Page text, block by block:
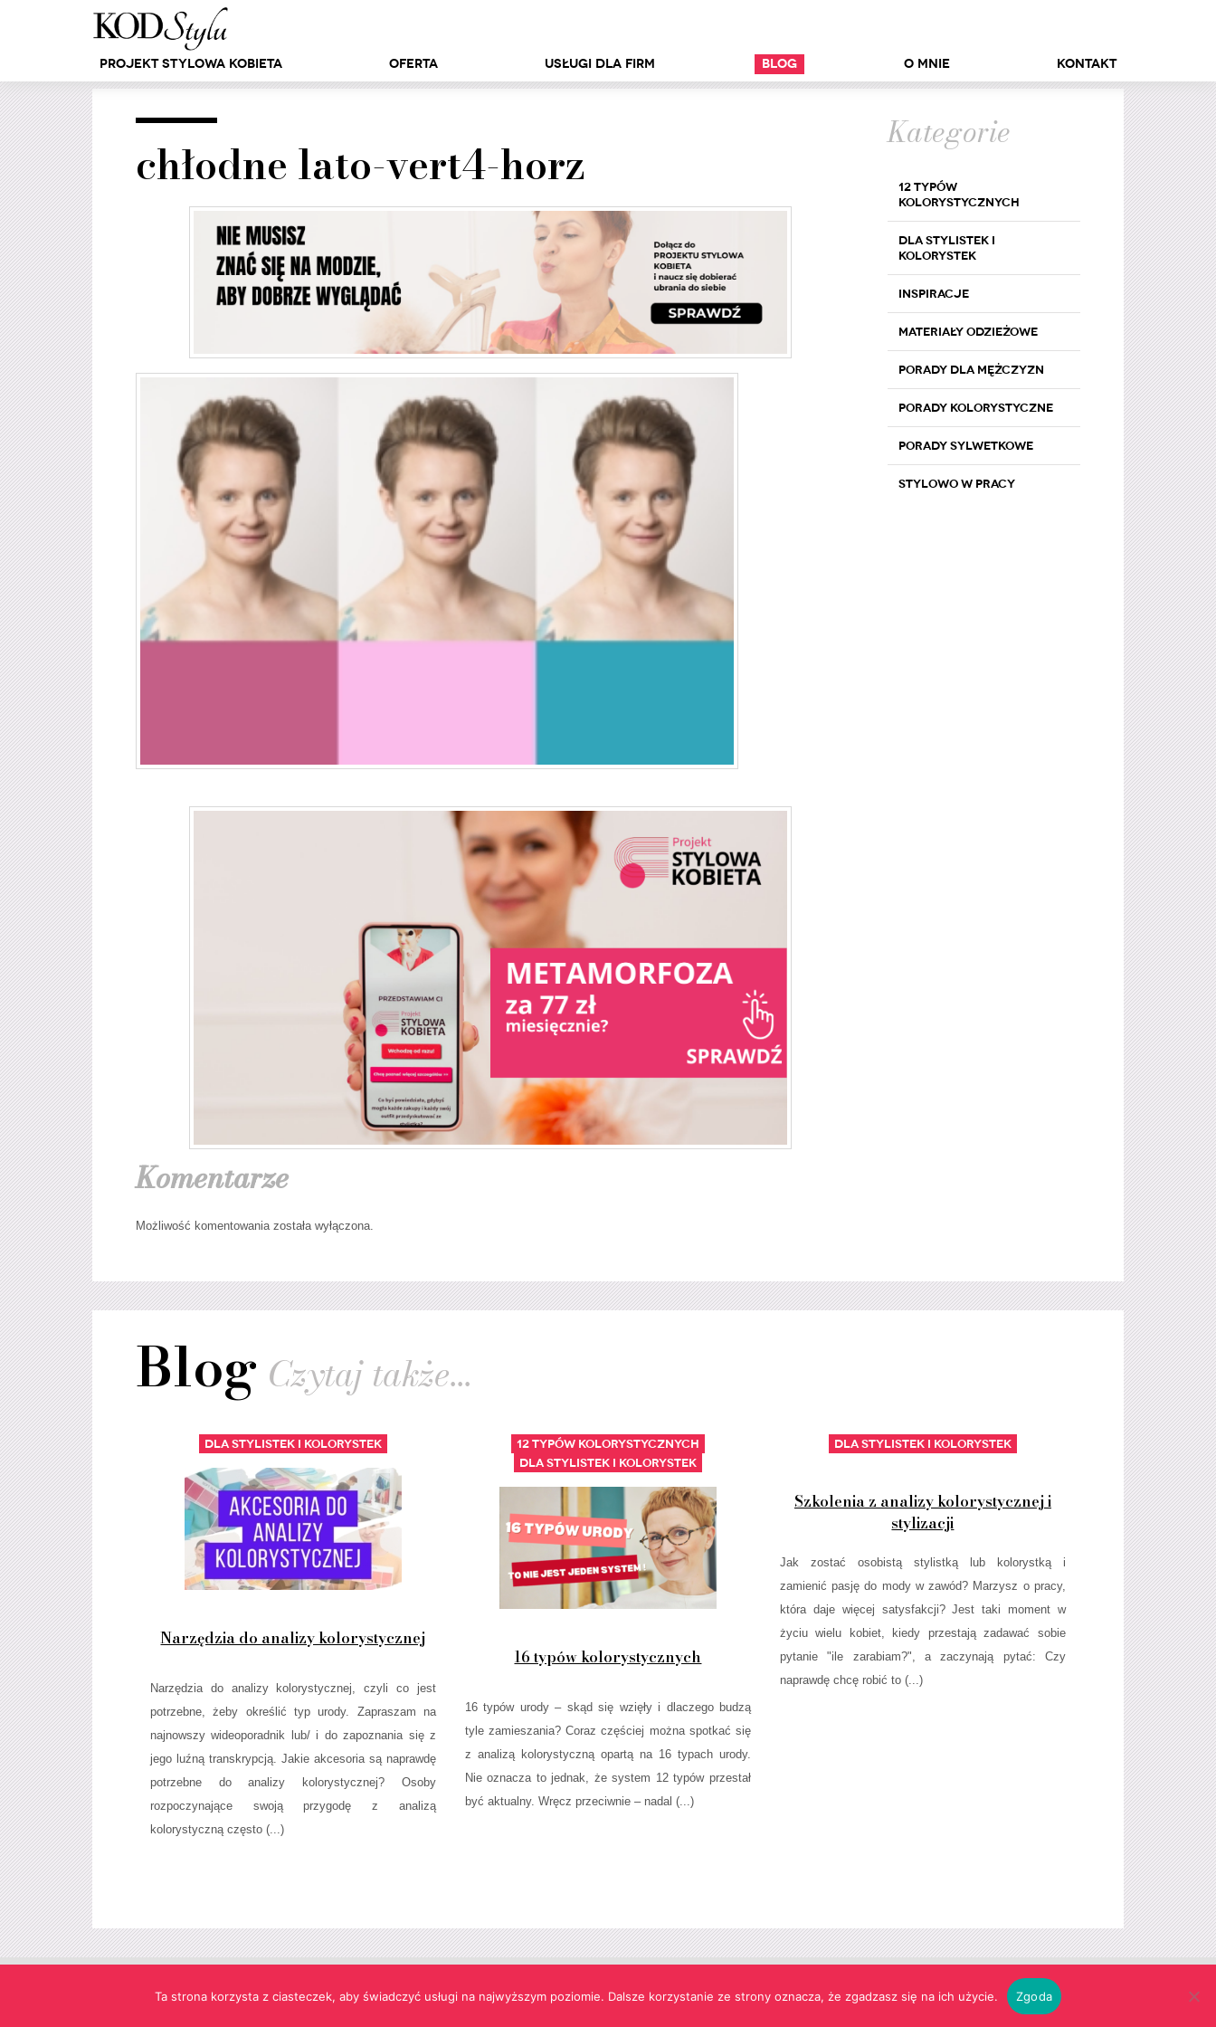
Projekt Stylowa Kobieta Oferta Usługi dla firm Blog O mnie Kontakt
chłodne lato-vert4-horz
Komentarze
Możliwość komentowania została wyłączona.
Kategorie
12 typów
kolorystycznych
Dla stylistek i
kolorystek
Inspiracje
Materiały odzieżowe
Porady dla mężczyzn
Porady kolorystyczne
Porady sylwetkowe
Stylowo w pracy
Blog Czytaj także...
Dla stylistek i kolorystek
Narzędzia do analizy kolorystycznej
Narzędzia do analizy kolorystycznej, czyli co jest
potrzebne, żeby określić typ urody. Zapraszam na
najnowszy wideoporadnik lub/ i do zapoznania się z
jego luźną transkrypcją. Jakie akcesoria są naprawdę
potrzebne do analizy kolorystycznej? Osoby
rozpoczynające swoją przygodę z analizą
kolorystyczną często (...)
12 typów kolorystycznych
Dla stylistek i kolorystek
16 typów kolorystycznych
16 typów urody – skąd się wzięły i dlaczego budzą
tyle zamieszania? Coraz częściej można spotkać się
z analizą kolorystyczną opartą na 16 typach urody.
Nie oznacza to jednak, że system 12 typów przestał
być aktualny. Wręcz przeciwnie – nadal (...)
Dla stylistek i kolorystek
Szkolenia z analizy kolorystycznej i
stylizacji
Jak zostać osobistą stylistką lub kolorystką i
zamienić pasję do mody w zawód? Marzysz o pracy,
która daje więcej satysfakcji? Jest taki moment w
życiu wielu kobiet, kiedy przestają zadawać sobie
pytanie "ile zarabiam?", a zaczynają pytać: Czy
naprawdę chcę robić to (...)
Ta strona korzysta z ciasteczek, aby świadczyć usługi na najwyższym poziomie. Dalsze korzystanie ze strony oznacza, że zgadzasz się na ich użycie. Zgoda
Strona korzysta z informacji przechowywanych w plikach cookies w celach funkcjonalnych oraz statystycznych. Realizacja:agencja reklamowa Gliwice futuresystems.pl